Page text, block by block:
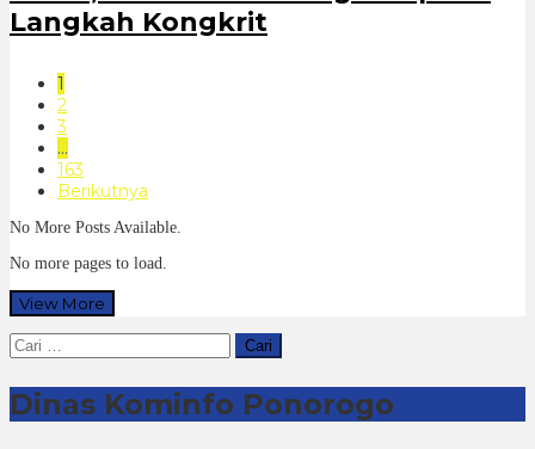
Langkah Kongkrit
1
2
3
…
163
Berikutnya
No More Posts Available.
No more pages to load.
View More
Cari
untuk:
Dinas Kominfo Ponorogo